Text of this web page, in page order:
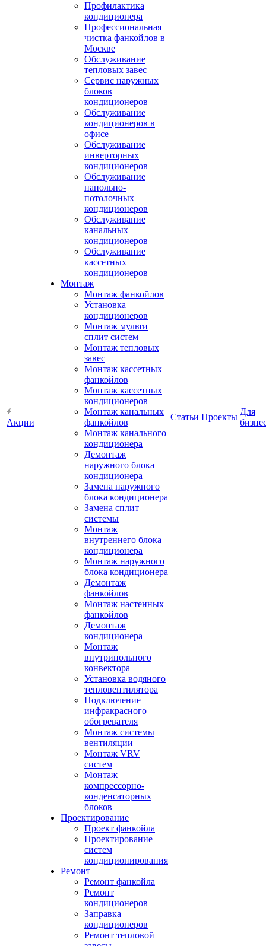
Акции
Профилактика
кондиционера
Профессиональная
чистка фанкойлов в
Москве
Обслуживание
тепловых завес
Сервис наружных
блоков
кондиционеров
Обслуживание
кондиционеров в
офисе
Обслуживание
инверторных
кондиционеров
Обслуживание
напольно-
потолочных
кондиционеров
Обслуживание
канальных
кондиционеров
Обслуживание
кассетных
кондиционеров
Монтаж
Монтаж фанкойлов
Установка
кондиционеров
Монтаж мульти
сплит систем
Монтаж тепловых
завес
Монтаж кассетных
фанкойлов
Монтаж кассетных
кондиционеров
Монтаж канальных
фанкойлов
Монтаж канального
кондиционера
Демонтаж
наружного блока
кондиционера
Замена наружного
блока кондиционера
Замена сплит
системы
Монтаж
внутреннего блока
кондиционера
Монтаж наружного
блока кондиционера
Демонтаж
фанкойлов
Монтаж настенных
фанкойлов
Демонтаж
кондиционера
Монтаж
внутрипольного
конвектора
Установка водяного
тепловентилятора
Подключение
инфракрасного
обогревателя
Монтаж системы
вентиляции
Монтаж VRV
систем
Монтаж
компрессорно-
конденсаторных
блоков
Проектирование
Проект фанкойла
Проектирование
систем
кондиционирования
Ремонт
Ремонт фанкойла
Ремонт
кондиционеров
Заправка
кондиционеров
Ремонт тепловой
Статьи Проекты
Для